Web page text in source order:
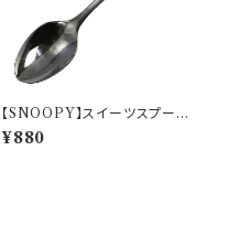
【SNOOPY】スイーツスプーン
(ジョー・クール)【SN3200】SN
3203- 850
¥880